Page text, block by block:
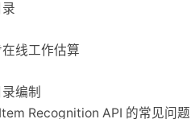
线工作估算
编制
Recognition API 的常见问题